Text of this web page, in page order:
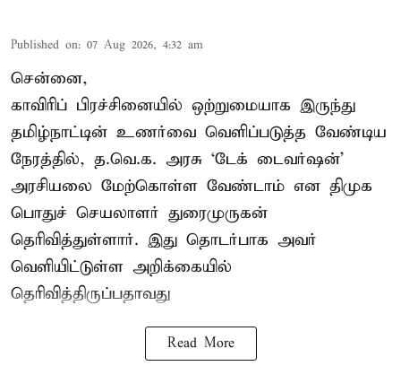
Published on: 07 Aug 2026, 4:32 am
சென்னை,
காவிரிப் பிரச்சினையில் ஒற்றுமையாக இருந்து
தமிழ்நாட்டின் உணர்வை வெளிப்படுத்த வேண்டிய
நேரத்தில், த.வெ.க. அரசு ‘டேக் டைவர்ஷன்’
அரசியலை மேற்கொள்ள வேண்டாம் என திமுக
பொதுச் செயலாளர் துரைமுருகன்
தெரிவித்துள்ளார். இது தொடர்பாக அவர்
வெளியிட்டுள்ள அறிக்கையில்
தெரிவித்திருப்பதாவது
Read More